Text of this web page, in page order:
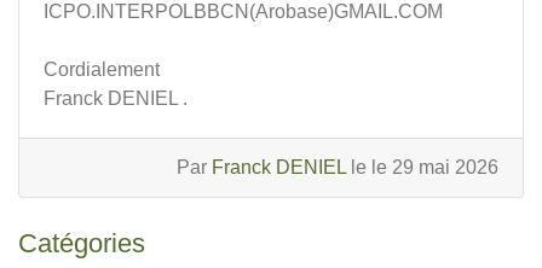
Catégories
ICPO.INTERPOLBBCN(Arobase)GMAIL.COM
Cordialement
Franck DENIEL .
Par Franck DENIEL le le 29 mai 2026